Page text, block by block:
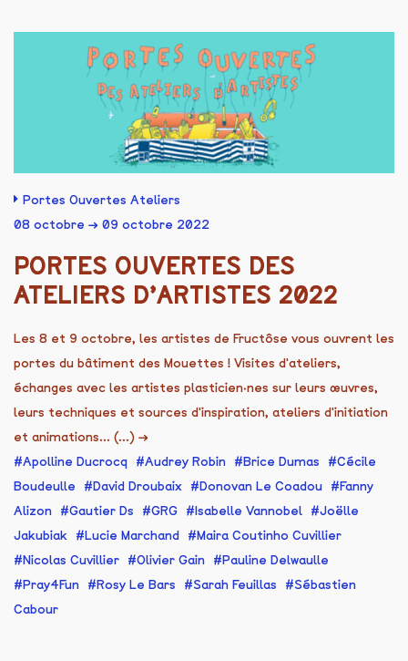
Portes Ouvertes Ateliers
08 octobre → 09 octobre 2022
PORTES OUVERTES DES
ATELIERS D’ARTISTES 2022
Les 8 et 9 octobre, les artistes de Fructôse vous ouvrent les
portes du bâtiment des Mouettes ! Visites d'ateliers,
échanges avec les artistes plasticien·nes sur leurs œuvres,
leurs techniques et sources d'inspiration, ateliers d'initiation
et animations... (...) →
Apolline Ducrocq
Audrey Robin Brice Dumas
Cécile
Boudeulle
David Droubaix Donovan Le Coadou
Fanny
Alizon
Gautier Ds GRG Isabelle Vannobel
Joëlle
Jakubiak
Lucie Marchand
Maira Coutinho Cuvillier
Nicolas Cuvillier
Olivier Gain
Pauline Delwaulle
Pray4Fun
Rosy Le Bars Sarah Feuillas
Sébastien
Cabour